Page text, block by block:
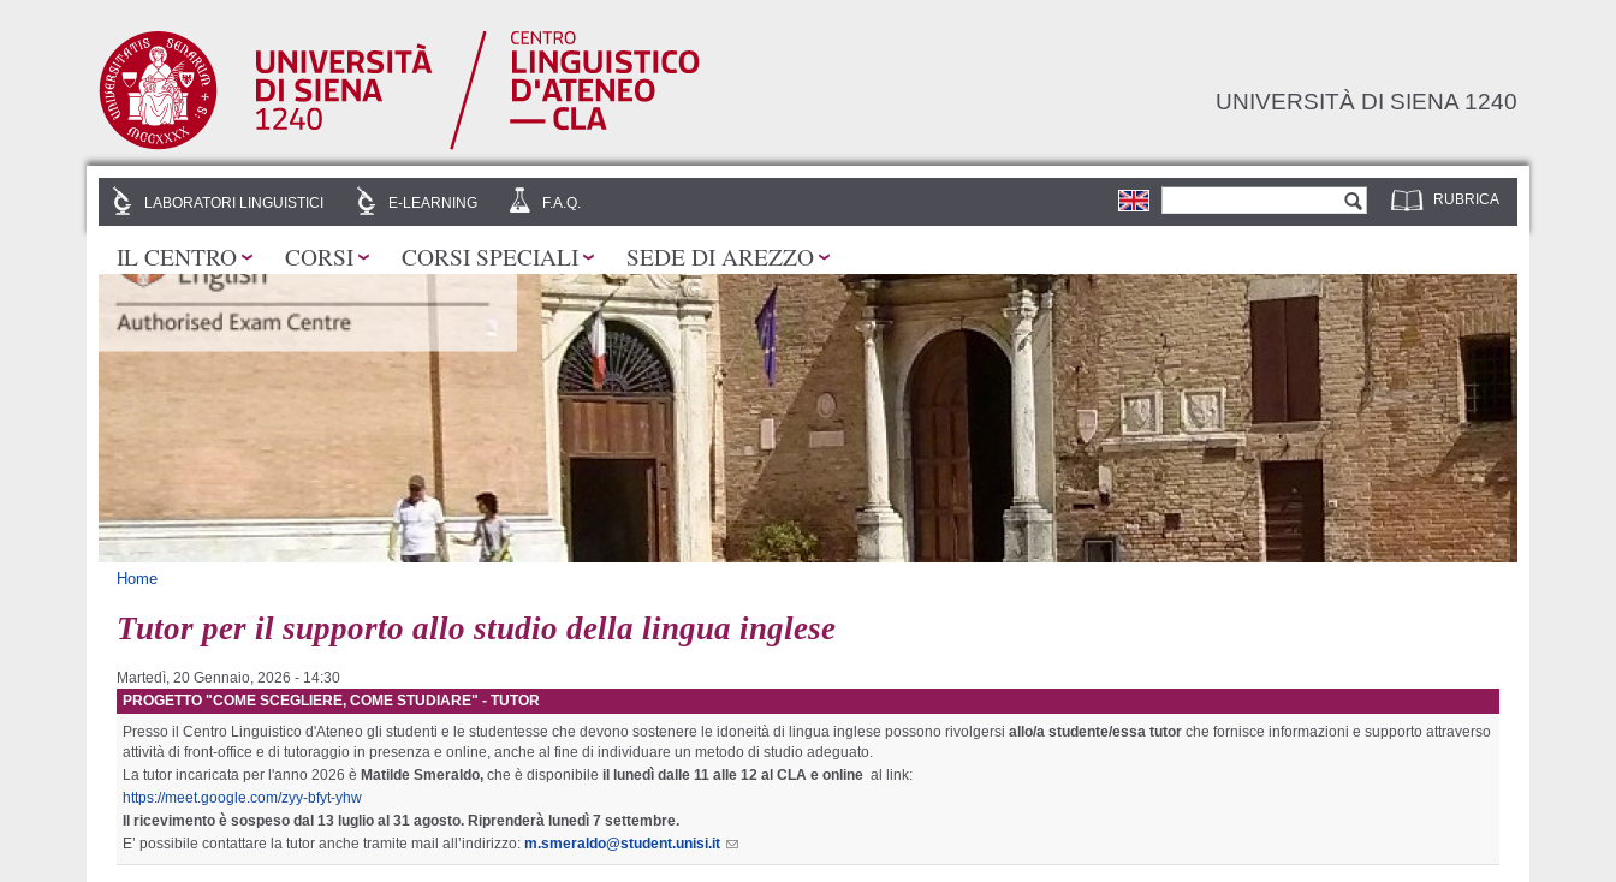
UNIVERSITÀ DI SIENA 1240
RUBRICA
Form di ricerca
LABORATORI LINGUISTICI E-LEARNING F.A.Q.
IL CENTRO CORSI CORSI SPECIALI SEDE DI AREZZO
Tu sei qui
Home
Tutor per il supporto allo studio della lingua inglese
Martedì, 20 Gennaio, 2026 - 14:30
PROGETTO "COME SCEGLIERE, COME STUDIARE" - TUTOR
Presso il Centro Linguistico d'Ateneo gli studenti e le studentesse che devono sostenere le idoneità di lingua inglese possono rivolgersi allo/a studente/essa tutor che fornisce informazioni e supporto attraverso
attività di front-office e di tutoraggio in presenza e online, anche al fine di individuare un metodo di studio adeguato.
La tutor incaricata per l'anno 2026 è Matilde Smeraldo, che è disponibile il lunedì dalle 11 alle 12 al CLA e online al link:
https://meet.google.com/zyy-bfyt-yhw
Il ricevimento è sospeso dal 13 luglio al 31 agosto. Riprenderà lunedì 7 settembre.
E’ possibile contattare la tutor anche tramite mail all’indirizzo: m.smeraldo@student.unisi.it